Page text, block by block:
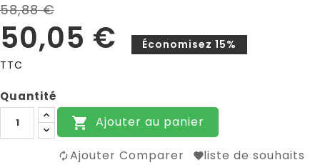
58,88 €
50,05 €
Économisez 15%
TTC
Quantité
 Ajouter au panier
Ajouter Comparer liste de souhaits